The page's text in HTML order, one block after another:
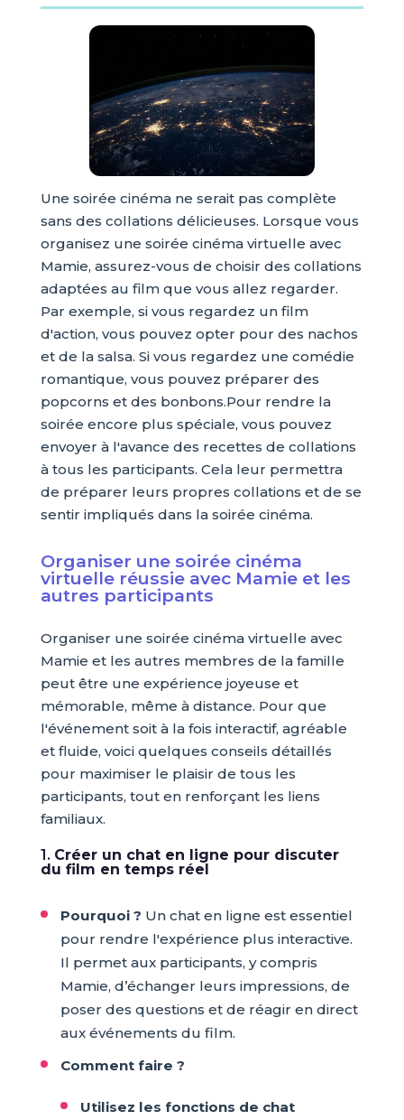
Une soirée cinéma ne serait pas complète
sans des collations délicieuses. Lorsque vous
organisez une soirée cinéma virtuelle avec
Mamie, assurez-vous de choisir des collations
adaptées au film que vous allez regarder.
Par exemple, si vous regardez un film
d'action, vous pouvez opter pour des nachos
et de la salsa. Si vous regardez une comédie
romantique, vous pouvez préparer des
popcorns et des bonbons.Pour rendre la
soirée encore plus spéciale, vous pouvez
envoyer à l'avance des recettes de collations
à tous les participants. Cela leur permettra
de préparer leurs propres collations et de se
sentir impliqués dans la soirée cinéma.
Organiser une soirée cinéma
virtuelle réussie avec Mamie et les
autres participants
Organiser une soirée cinéma virtuelle avec
Mamie et les autres membres de la famille
peut être une expérience joyeuse et
mémorable, même à distance. Pour que
l'événement soit à la fois interactif, agréable
et fluide, voici quelques conseils détaillés
pour maximiser le plaisir de tous les
participants, tout en renforçant les liens
familiaux.
1. Créer un chat en ligne pour discuter
du film en temps réel
Pourquoi ? Un chat en ligne est essentiel
pour rendre l'expérience plus interactive.
Il permet aux participants, y compris
Mamie, d’échanger leurs impressions, de
poser des questions et de réagir en direct
aux événements du film.
Comment faire ?
Utilisez les fonctions de chat